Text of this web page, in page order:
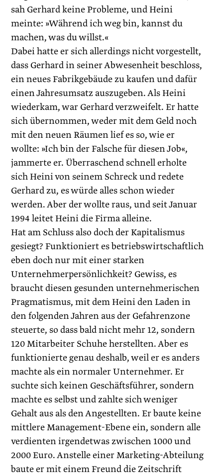
sah Gerhard keine Probleme, und Heini
meinte: »Während ich weg bin, kannst du
machen, was du willst.«
Dabei hatte er sich allerdings nicht vorgestellt,
dass Gerhard in seiner Abwesenheit beschloss,
ein neues Fabrikgebäude zu kaufen und dafür
einen Jahresumsatz auszugeben. Als Heini
wiederkam, war Gerhard verzweifelt. Er hatte
sich übernommen, weder mit dem Geld noch
mit den neuen Räumen lief es so, wie er
wollte: »Ich bin der Falsche für diesen Job«,
jammerte er. Überraschend schnell erholte
sich Heini von seinem Schreck und redete
Gerhard zu, es würde alles schon wieder
werden. Aber der wollte raus, und seit Januar
1994 leitet Heini die Firma alleine.
Hat am Schluss also doch der Kapitalismus
gesiegt? Funktio­niert es betriebswirtschaftlich
eben doch nur mit einer starken
Unternehmerpersönlichkeit? Gewiss, es
braucht diesen gesunden unternehmerischen
Pragmatismus, mit dem Heini den Laden in
den folgenden Jahren aus der Gefahrenzone
steuerte, so dass bald nicht mehr 12, sondern
120 Mitarbeiter Schuhe herstellten. Aber es
funktionierte genau deshalb, weil er es anders
machte als ein normaler Unternehmer. Er
suchte sich keinen Geschäftsführer, sondern
machte es selbst und zahlte sich weniger
Gehalt aus als den Angestellten. Er baute keine
mittlere Management-Ebene ein, sondern alle
verdienten irgendetwas zwischen 1000 und
2000 Euro. Anstelle einer Marketing-Abteilung
baute er mit einem Freund die Zeitschrift